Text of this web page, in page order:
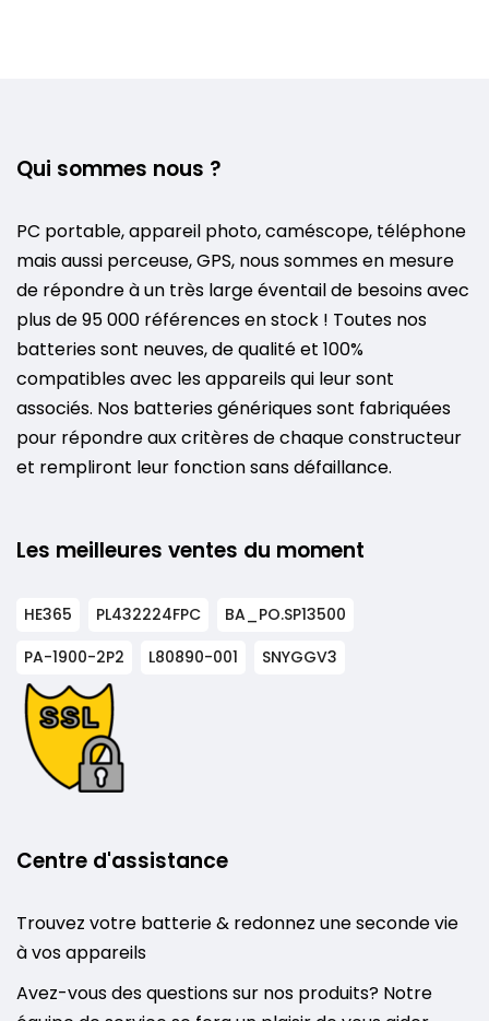
Qui sommes nous ?
PC portable, appareil photo, caméscope, téléphone
mais aussi perceuse, GPS, nous sommes en mesure
de répondre à un très large éventail de besoins avec
plus de 95 000 références en stock ! Toutes nos
batteries sont neuves, de qualité et 100%
compatibles avec les appareils qui leur sont
associés. Nos batteries génériques sont fabriquées
pour répondre aux critères de chaque constructeur
et rempliront leur fonction sans défaillance.
Les meilleures ventes du moment
HE365 PL432224FPC
BA_PO.SP13500
PA-1900-2P2
L80890-001 SNYGGV3
Centre d'assistance
Trouvez votre batterie & redonnez une seconde vie
à vos appareils
Avez-vous des questions sur nos produits? Notre